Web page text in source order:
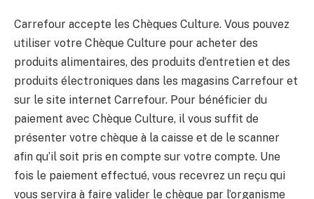
Carrefour accepte les Chèques Culture. Vous pouvez
utiliser votre Chèque Culture pour acheter des
produits alimentaires, des produits d’entretien et des
produits électroniques dans les magasins Carrefour et
sur le site internet Carrefour. Pour bénéficier du
paiement avec Chèque Culture, il vous suffit de
présenter votre chèque à la caisse et de le scanner
afin qu’il soit pris en compte sur votre compte. Une
fois le paiement effectué, vous recevrez un reçu qui
vous servira à faire valider le chèque par l’organisme